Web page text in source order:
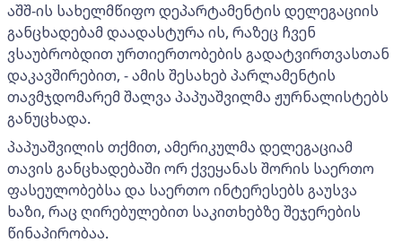
აშშ-ის სახელმწიფო დეპარტამენტის დელეგაციის
განცხადებამ დაადასტურა ის, რაზეც ჩვენ
ვსაუბრობდით ურთიერთობების გადატვირთვასთან
დაკავშირებით, - ამის შესახებ პარლამენტის
თავმჯდომარემ შალვა პაპუაშვილმა ჟურნალისტებს
განუცხადა.
პაპუაშვილის თქმით, ამერიკულმა დელეგაციამ
თავის განცხადებაში ორ ქვეყანას შორის საერთო
ფასეულობებსა და საერთო ინტერესებს გაუსვა
ხაზი, რაც ღირებულებით საკითხებზე შეჯერების
წინაპირობაა.